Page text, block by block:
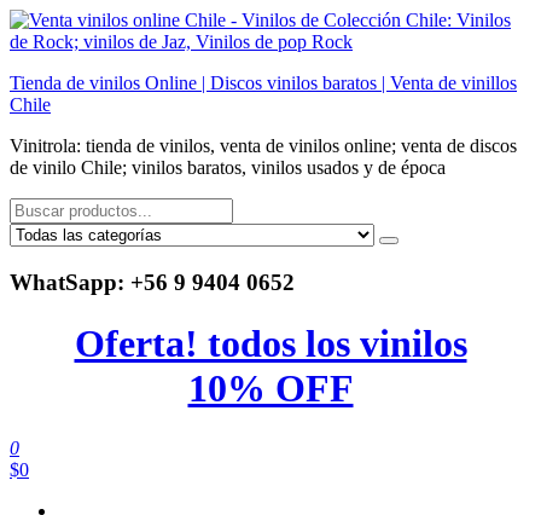
Saltar
al
Tienda de vinilos Online | Discos vinilos baratos | Venta de vinillos
Chile
Vinitrola: tienda de vinilos, venta de vinilos online; venta de discos
de vinilo Chile; vinilos baratos, vinilos usados y de época
WhatSapp: +56 9 9404 0652
Oferta! todos los vinilos
10% OFF
0
$0